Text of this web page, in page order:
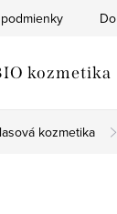
kozmetika
kozmetika